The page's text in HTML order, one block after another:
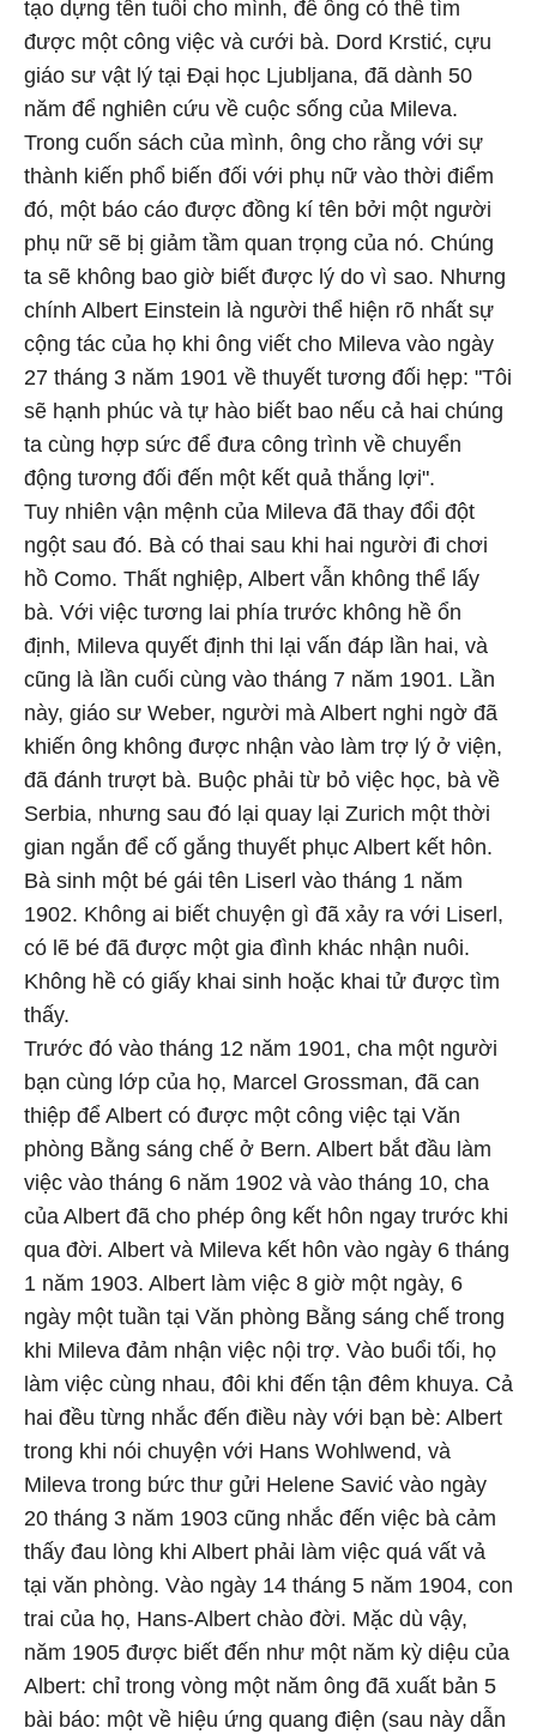
tạo dựng tên tuổi cho mình, để ông có thể tìm
được một công việc và cưới bà. Dord Krstić, cựu
giáo sư vật lý tại Đại học Ljubljana, đã dành 50
năm để nghiên cứu về cuộc sống của Mileva.
Trong cuốn sách của mình, ông cho rằng với sự
thành kiến phổ biến đối với phụ nữ vào thời điểm
đó, một báo cáo được đồng kí tên bởi một người
phụ nữ sẽ bị giảm tầm quan trọng của nó. Chúng
ta sẽ không bao giờ biết được lý do vì sao. Nhưng
chính Albert Einstein là người thể hiện rõ nhất sự
cộng tác của họ khi ông viết cho Mileva vào ngày
27 tháng 3 năm 1901 về thuyết tương đối hẹp: "Tôi
sẽ hạnh phúc và tự hào biết bao nếu cả hai chúng
ta cùng hợp sức để đưa công trình về chuyển
động tương đối đến một kết quả thắng lợi".
Tuy nhiên vận mệnh của Mileva đã thay đổi đột
ngột sau đó. Bà có thai sau khi hai người đi chơi
hồ Como. Thất nghiệp, Albert vẫn không thể lấy
bà. Với việc tương lai phía trước không hề ổn
định, Mileva quyết định thi lại vấn đáp lần hai, và
cũng là lần cuối cùng vào tháng 7 năm 1901. Lần
này, giáo sư Weber, người mà Albert nghi ngờ đã
khiến ông không được nhận vào làm trợ lý ở viện,
đã đánh trượt bà. Buộc phải từ bỏ việc học, bà về
Serbia, nhưng sau đó lại quay lại Zurich một thời
gian ngắn để cố gắng thuyết phục Albert kết hôn.
Bà sinh một bé gái tên Liserl vào tháng 1 năm
1902. Không ai biết chuyện gì đã xảy ra với Liserl,
có lẽ bé đã được một gia đình khác nhận nuôi.
Không hề có giấy khai sinh hoặc khai tử được tìm
thấy.
Trước đó vào tháng 12 năm 1901, cha một người
bạn cùng lớp của họ, Marcel Grossman, đã can
thiệp để Albert có được một công việc tại Văn
phòng Bằng sáng chế ở Bern. Albert bắt đầu làm
việc vào tháng 6 năm 1902 và vào tháng 10, cha
của Albert đã cho phép ông kết hôn ngay trước khi
qua đời. Albert và Mileva kết hôn vào ngày 6 tháng
1 năm 1903. Albert làm việc 8 giờ một ngày, 6
ngày một tuần tại Văn phòng Bằng sáng chế trong
khi Mileva đảm nhận việc nội trợ. Vào buổi tối, họ
làm việc cùng nhau, đôi khi đến tận đêm khuya. Cả
hai đều từng nhắc đến điều này với bạn bè: Albert
trong khi nói chuyện với Hans Wohlwend, và
Mileva trong bức thư gửi Helene Savić vào ngày
20 tháng 3 năm 1903 cũng nhắc đến việc bà cảm
thấy đau lòng khi Albert phải làm việc quá vất vả
tại văn phòng. Vào ngày 14 tháng 5 năm 1904, con
trai của họ, Hans-Albert chào đời. Mặc dù vậy,
năm 1905 được biết đến như một năm kỳ diệu của
Albert: chỉ trong vòng một năm ông đã xuất bản 5
bài báo: một về hiệu ứng quang điện (sau này dẫn